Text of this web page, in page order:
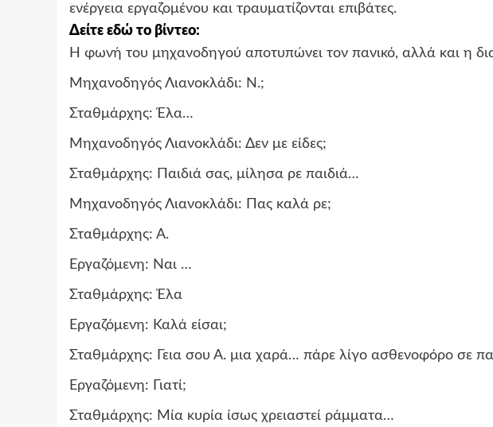
ενέργεια εργαζομένου και τραυματίζονται επιβάτες.
Δείτε εδώ το βίντεο:
Η φωνή του μηχανοδηγού αποτυπώνει τον πανικό, αλλά και η
Μηχανοδηγός Λιανοκλάδι: Ν.;
Σταθμάρχης: Έλα…
Μηχανοδηγός Λιανοκλάδι: Δεν με είδες;
Σταθμάρχης: Παιδιά σας, μίλησα ρε παιδιά…
Μηχανοδηγός Λιανοκλάδι: Πας καλά ρε;
Σταθμάρχης: Α.
Εργαζόμενη: Ναι …
Σταθμάρχης: Έλα
Εργαζόμενη: Καλά είσαι;
Σταθμάρχης: Γεια σου Α. μια χαρά… πάρε λίγο ασθενοφόρο σε
Εργαζόμενη: Γιατί;
Σταθμάρχης: Μία κυρία ίσως χρειαστεί ράμματα…